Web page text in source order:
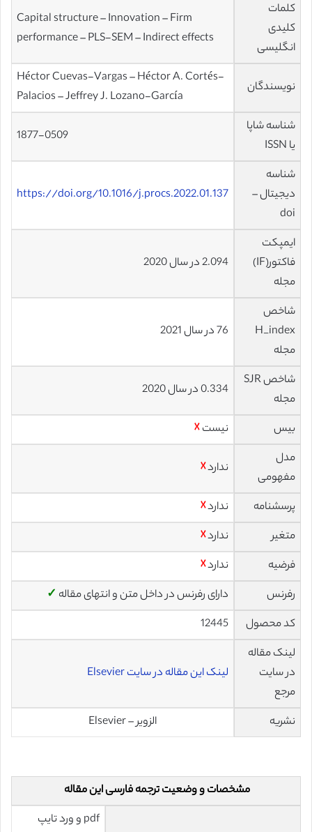
کلمات
کلیدی
انگلیسی
Capital structure – Innovation – Firm
performance – PLS-SEM – Indirect effects
نویسندگان
Héctor Cuevas-Vargas – Héctor A. Cortés-
Palacios – Jeffrey J. Lozano-García
شناسه شاپا
یا ISSN
1877-0509
شناسه
دیجیتال –
doi
https://doi.org/10.1016/j.procs.2022.01.137
ایمپکت
فاکتور(IF)
مجله
2.094 در سال 2020
شاخص
H_index
مجله
76 در سال 2021
شاخص SJR
مجله
0.334 در سال 2020
بیس نیست☓
مدل
مفهومی
ندارد☓
پرسشنامه ندارد☓
متغیر
ندارد☓
فرضیه
ندارد☓
رفرنس
دارای رفرنس در داخل متن و انتهای مقاله ✓
کد محصول
12445
لینک مقاله
در سایت
مرجع
لینک این مقاله در سایت Elsevier
نشریه الزویر – Elsevier
مشخصات و وضعیت ترجمه فارسی این مقاله
pdf و ورد تایپ